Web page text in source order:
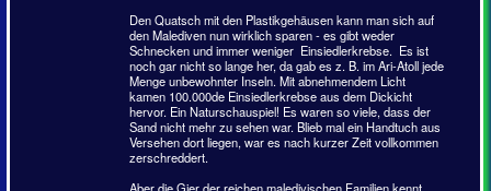
Den Violetten Einsiedlerkrebs scheint es nur dort zu geben, wo
es Mangrovenwälder gibt. Den bevorzugen die Jungtiere.
Erwachsene Krebse sind dagegen eher am Strand zu finden.
Die Tiere werden mit 35 - 40 Jahre ziemlich alt und mit 15 cm
auch recht groß und 150 Gramm schwer. Sie sind Allesfresser.
Der gesamte Körper der Violetten Einsiedlerkrebse kann alle
Nuancen von Violett haben. Jungtiere sind blass bis orange
oder rot, wobei die Farben mit zunehmendem Alter dunkler
werden. Die länglichen Augen sitzen auf schwarzen Stielen.
Als Gehäuse nutzen sie gerne die von Wellhornschnecken.
Aber auch bei denen passt der Körper nicht ganz hinein und so
ragt der Krebs mit seinen Scheren und dem Oberkörper weit